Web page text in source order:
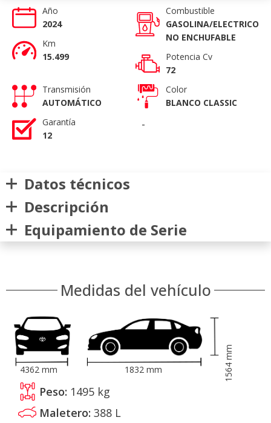
Año
2024
Km
15.499
Combustible
GASOLINA/ELECTRICO
NO ENCHUFABLE
Potencia Cv
72
Transmisión
AUTOMÁTICO
Garantía
12
Color
BLANCO CLASSIC
-
Datos técnicos
Descripción
Equipamiento de Serie
Medidas del vehículo
1564
mm
4362mm 1832 mm
Peso: 1495 kg
Maletero: 388 L